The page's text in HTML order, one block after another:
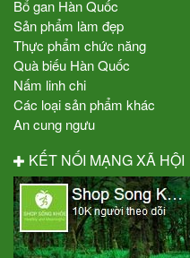
Bổ gan Hàn Quốc
Sản phẩm làm đẹp
Thực phẩm chức năng
Quà biếu Hàn Quốc
Nấm linh chi
Các loại sản phẩm khác
An cung ngưu
KẾT NỐI MẠNG XÃ HỘI